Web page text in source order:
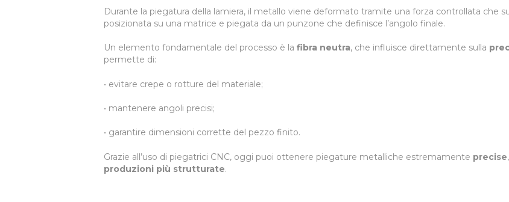
Durante la piegatura della lamiera, il metallo viene deformato tramite una forza controllata che
posizionata su una matrice e piegata da un punzone che definisce l’angolo finale.
Un elemento fondamentale del processo è la fibra neutra, che influisce direttamente sulla
permette di:
• evitare crepe o rotture del materiale;
• mantenere angoli precisi;
• garantire dimensioni corrette del pezzo finito.
Grazie all’uso di piegatrici CNC, oggi puoi ottenere piegature metalliche estremamente precise,
produzioni più strutturate.